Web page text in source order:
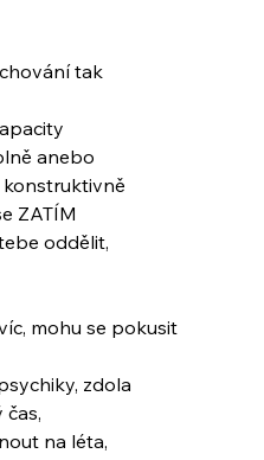
tak
anebo
ZATÍM
oddělit,
mohu se pokusit
zdola
na léta,